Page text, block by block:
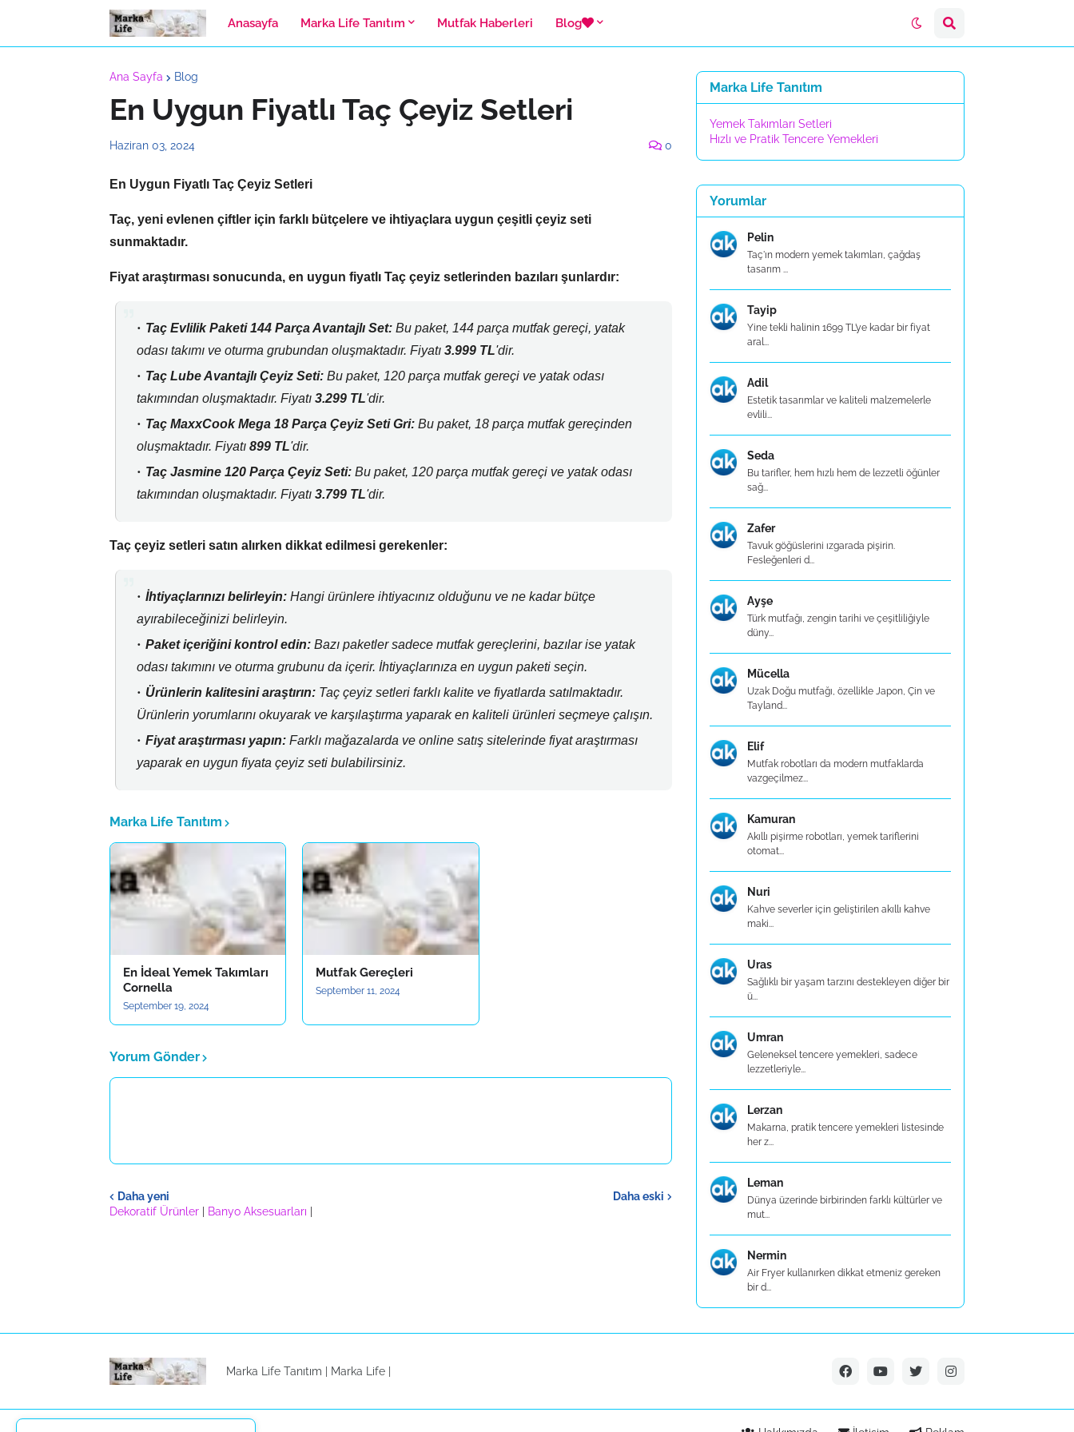
Anasayfa Marka Life Tanıtım Mutfak Haberleri Blog
Ana Sayfa Blog
En Uygun Fiyatlı Taç Çeyiz Setleri
Haziran 03, 2024 0
En Uygun Fiyatlı Taç Çeyiz Setleri
Taç, yeni evlenen çiftler için farklı bütçelere ve ihtiyaçlara uygun çeşitli çeyiz seti
sunmaktadır.
Fiyat araştırması sonucunda, en uygun fiyatlı Taç çeyiz setlerinden bazıları şunlardır:
Taç Evlilik Paketi 144 Parça Avantajlı Set:Bu paket, 144 parça mutfak gereçi, yatak
odası takımı ve oturma grubundan oluşmaktadır. Fiyatı 3.999 TL'dir.
Taç Lube Avantajlı Çeyiz Seti:Bu paket, 120 parça mutfak gereçi ve yatak odası
takımından oluşmaktadır. Fiyatı 3.299 TL'dir.
Taç MaxxCook Mega 18 Parça Çeyiz Seti Gri:Bu paket, 18 parça mutfak gereçinden
oluşmaktadır. Fiyatı 899 TL'dir.
Taç Jasmine 120 Parça Çeyiz Seti:Bu paket, 120 parça mutfak gereçi ve yatak odası
takımından oluşmaktadır. Fiyatı 3.799 TL'dir.
Taç çeyiz setleri satın alırken dikkat edilmesi gerekenler:
İhtiyaçlarınızı belirleyin:Hangi ürünlere ihtiyacınız olduğunu ve ne kadar bütçe
ayırabileceğinizi belirleyin.
Paket içeriğini kontrol edin:Bazı paketler sadece mutfak gereçlerini, bazılar ise yatak
odası takımını ve oturma grubunu da içerir. İhtiyaçlarınıza en uygun paketi seçin.
Ürünlerin kalitesini araştırın:Taç çeyiz setleri farklı kalite ve fiyatlarda satılmaktadır.
Ürünlerin yorumlarını okuyarak ve karşılaştırma yaparak en kaliteli ürünleri seçmeye çalışın.
Fiyat araştırması yapın:Farklı mağazalarda ve online satış sitelerinde fiyat araştırması
yaparak en uygun fiyata çeyiz seti bulabilirsiniz.
Marka Life Tanıtım
En İdeal Yemek Takımları
Cornella
September 19, 2024
Mutfak Gereçleri
September 11, 2024
Yorum Gönder
Daha yeni
Daha eski
Dekoratif Ürünler
Banyo Aksesuarları
Marka Life Tanıtım
Yemek Takımları Setleri
Hızlı ve Pratik Tencere Yemekleri
Yorumlar
Pelin
Taç'ın modern yemek takımları, çağdaş
tasarım ...
Tayip
Yine tekli halinin 1699 TL’ye kadar bir fiyat
aral...
Adil
Estetik tasarımlar ve kaliteli malzemelerle
evlili...
Seda
Bu tarifler, hem hızlı hem de lezzetli öğünler
sağ...
Zafer
Tavuk göğüslerini ızgarada pişirin.
Fesleğenleri d...
Ayşe
Türk mutfağı, zengin tarihi ve çeşitliliğiyle
düny...
Mücella
Uzak Doğu mutfağı, özellikle Japon, Çin ve
Tayland...
Elif
Mutfak robotları da modern mutfaklarda
vazgeçilmez...
Kamuran
Akıllı pişirme robotları, yemek tariflerini
otomat...
Nuri
Kahve severler için geliştirilen akıllı kahve
maki...
Uras
Sağlıklı bir yaşam tarzını destekleyen diğer bir
ü...
Umran
Geleneksel tencere yemekleri, sadece
lezzetleriyle...
Lerzan
Makarna, pratik tencere yemekleri listesinde
her z...
Leman
Dünya üzerinde birbirinden farklı kültürler ve
mut...
Nermin
Air Fryer kullanırken dikkat etmeniz gereken
bir d...
Marka Life Tanıtım | Marka Life |